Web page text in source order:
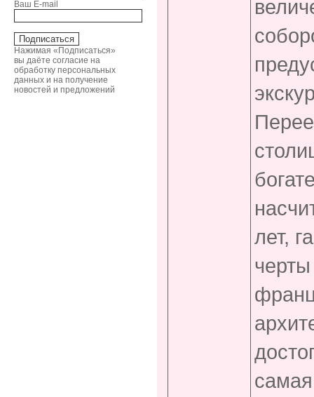
Ваш E-mail
Нажимая «Подписаться»
вы даёте согласие на
обработку персональных
данных и на получение
новостей и предложений
лет,